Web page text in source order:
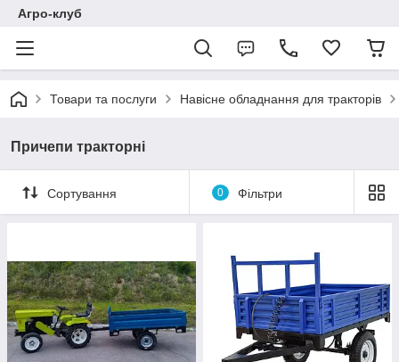
Агро-клуб
Товари та послуги Навісне обладнання для тракторів
Причепи тракторні
Сортування 0 Фільтри